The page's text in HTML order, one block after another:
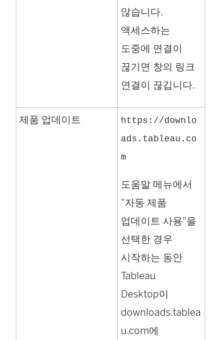
않습니다.
액세스하는
도중에 연결이
끊기면 창의 링크
연결이 끊깁니다.
제품 업데이트
https://downlo
ads.tableau.co
m
도움말 메뉴에서
"자동 제품
업데이트 사용"을
선택한 경우
시작하는 동안
Tableau
Desktop이
downloads.tablea
u.com에